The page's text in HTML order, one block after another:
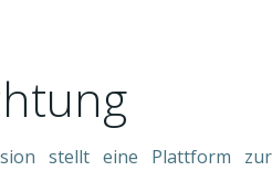
stellt eine Plattform zur